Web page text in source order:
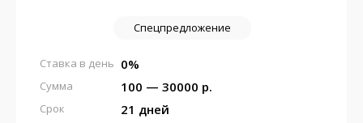
Спецпредложение
0%
Ставка в день
100 — 30000 р.
Сумма
21 дней
Срок